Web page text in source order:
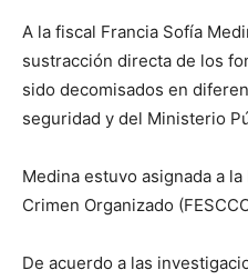
A la fiscal Francia Sofía
sustracción directa de los
sido decomisados en
seguridad y del Ministerio
Medina estuvo asignada a
Crimen Organizado
De acuerdo a las